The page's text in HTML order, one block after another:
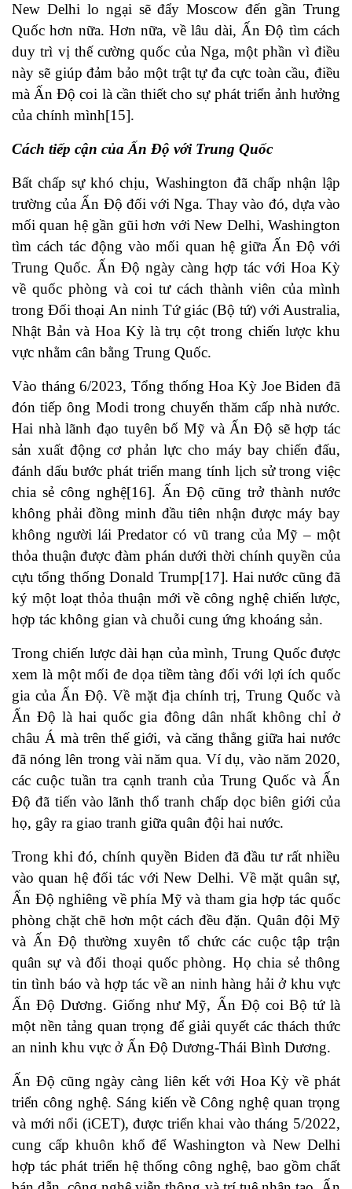
New Delhi lo ngại sẽ đẩy Moscow đến gần Trung
Quốc hơn nữa. Hơn nữa, về lâu dài, Ấn Độ tìm cách
duy trì vị thế cường quốc của Nga, một phần vì điều
này sẽ giúp đảm bảo một trật tự đa cực toàn cầu, điều
mà Ấn Độ coi là cần thiết cho sự phát triển ảnh hưởng
của chính mình[15].
Cách tiếp cận của Ấn Độ với Trung Quốc
Bất chấp sự khó chịu, Washington đã chấp nhận lập
trường của Ấn Độ đối với Nga. Thay vào đó, dựa vào
mối quan hệ gần gũi hơn với New Delhi, Washington
tìm cách tác động vào mối quan hệ giữa Ấn Độ với
Trung Quốc. Ấn Độ ngày càng hợp tác với Hoa Kỳ
về quốc phòng và coi tư cách thành viên của mình
trong Đối thoại An ninh Tứ giác (Bộ tứ) với Australia,
Nhật Bản và Hoa Kỳ là trụ cột trong chiến lược khu
vực nhằm cân bằng Trung Quốc.
Vào tháng 6/2023, Tổng thống Hoa Kỳ Joe Biden đã
đón tiếp ông Modi trong chuyến thăm cấp nhà nước.
Hai nhà lãnh đạo tuyên bố Mỹ và Ấn Độ sẽ hợp tác
sản xuất động cơ phản lực cho máy bay chiến đấu,
đánh dấu bước phát triển mang tính lịch sử trong việc
chia sẻ công nghệ[16]. Ấn Độ cũng trở thành nước
không phải đồng minh đầu tiên nhận được máy bay
không người lái Predator có vũ trang của Mỹ – một
thỏa thuận được đàm phán dưới thời chính quyền của
cựu tổng thống Donald Trump[17]. Hai nước cũng đã
ký một loạt thỏa thuận mới về công nghệ chiến lược,
hợp tác không gian và chuỗi cung ứng khoáng sản.
Trong chiến lược dài hạn của mình, Trung Quốc được
xem là một mối đe dọa tiềm tàng đối với lợi ích quốc
gia của Ấn Độ. Về mặt địa chính trị, Trung Quốc và
Ấn Độ là hai quốc gia đông dân nhất không chỉ ở
châu Á mà trên thế giới, và căng thẳng giữa hai nước
đã nóng lên trong vài năm qua. Ví dụ, vào năm 2020,
các cuộc tuần tra cạnh tranh của Trung Quốc và Ấn
Độ đã tiến vào lãnh thổ tranh chấp dọc biên giới của
họ, gây ra giao tranh giữa quân đội hai nước.
Trong khi đó, chính quyền Biden đã đầu tư rất nhiều
vào quan hệ đối tác với New Delhi. Về mặt quân sự,
Ấn Độ nghiêng về phía Mỹ và tham gia hợp tác quốc
phòng chặt chẽ hơn một cách đều đặn. Quân đội Mỹ
và Ấn Độ thường xuyên tổ chức các cuộc tập trận
quân sự và đối thoại quốc phòng. Họ chia sẻ thông
tin tình báo và hợp tác về an ninh hàng hải ở khu vực
Ấn Độ Dương. Giống như Mỹ, Ấn Độ coi Bộ tứ là
một nền tảng quan trọng để giải quyết các thách thức
an ninh khu vực ở Ấn Độ Dương-Thái Bình Dương.
Ấn Độ cũng ngày càng liên kết với Hoa Kỳ về phát
triển công nghệ. Sáng kiến ​​về Công nghệ quan trọng
và mới nổi (iCET), được triển khai vào tháng 5/2022,
cung cấp khuôn khổ để Washington và New Delhi
hợp tác phát triển hệ thống công nghệ, bao gồm chất